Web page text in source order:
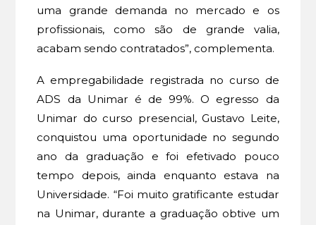
uma grande demanda no mercado e os
profissionais, como são de grande valia,
acabam sendo contratados”, complementa.
A empregabilidade registrada no curso de
ADS da Unimar é de 99%. O egresso da
Unimar do curso presencial, Gustavo Leite,
conquistou uma oportunidade no segundo
ano da graduação e foi efetivado pouco
tempo depois, ainda enquanto estava na
Universidade. “Foi muito gratificante estudar
na Unimar, durante a graduação obtive um